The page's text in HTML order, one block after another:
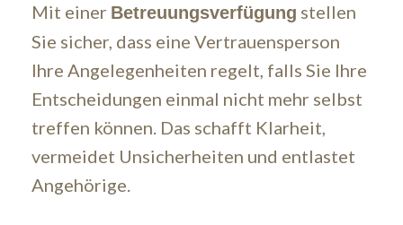
Mit einer Betreuungsverfügung stellen
Sie sicher, dass eine Vertrauensperson
Ihre Angelegenheiten regelt, falls Sie Ihre
Entscheidungen einmal nicht mehr selbst
treffen können. Das schafft Klarheit,
vermeidet Unsicherheiten und entlastet
Angehörige.